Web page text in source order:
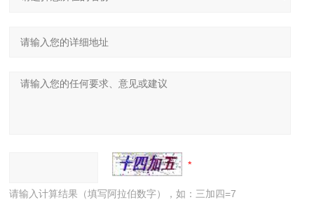
请输入计算结果（填写阿拉伯数字），如：三加四=7